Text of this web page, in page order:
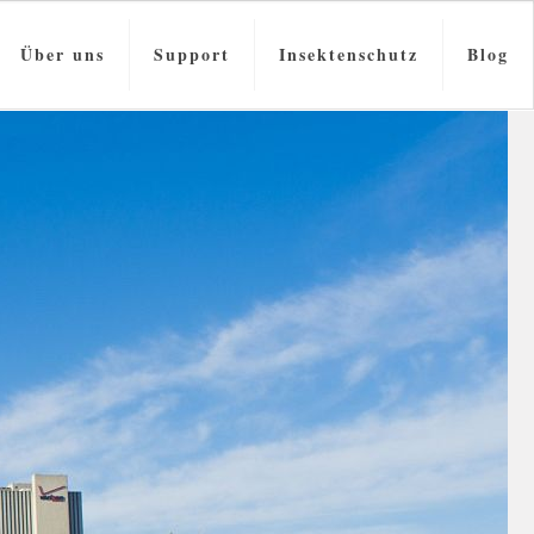
Über uns Support Insektenschutz Blog